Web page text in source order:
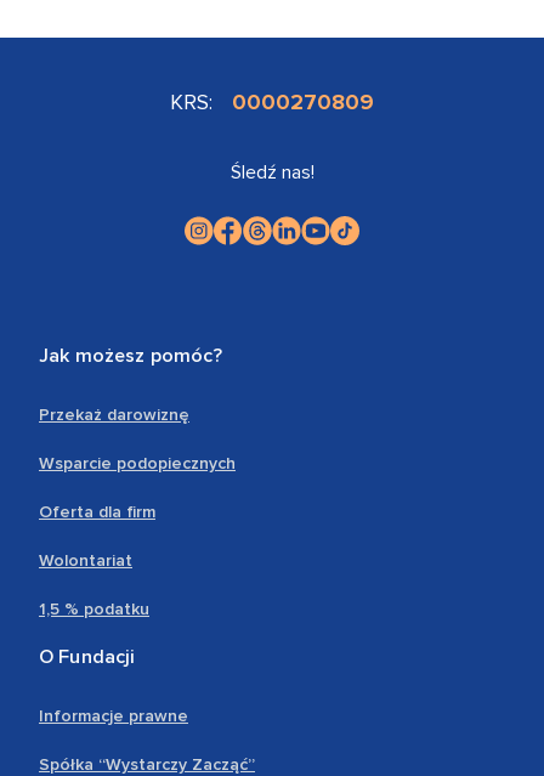
KRS: 0000270809
Śledź nas!
Jak możesz pomóc?
Przekaż darowiznę
Wsparcie podopiecznych
Oferta dla firm
Wolontariat
1,5 % podatku
O Fundacji
Informacje prawne
Spółka “Wystarczy Zacząć”